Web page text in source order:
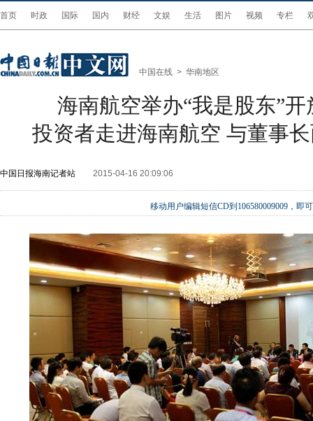
首页 时政 国际 国内 财经 文娱 生活 图片 视频 专栏
中国在线 > 华南地区
海南航空举办“我是股东”
投资者走进海南航空 与董事
中国日报海南记者站 2015-04-16 20:09:06
移动用户编辑短信CD到106580009009，即